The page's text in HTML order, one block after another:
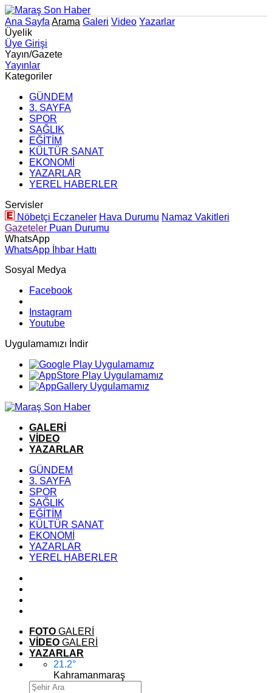
Ana Sayfa Arama Galeri Video Yazarlar
Üyelik
Üye Girişi
Yayın/Gazete
Yayınlar
Kategoriler
GÜNDEM
3. SAYFA
SPOR
SAĞLIK
EĞİTİM
KÜLTÜR SANAT
EKONOMİ
YAZARLAR
YEREL HABERLER
Servisler
Nöbetçi Eczaneler Hava Durumu Namaz Vakitleri
Gazeteler Puan Durumu
WhatsApp
WhatsApp İhbar Hattı
Sosyal Medya
Facebook
Instagram
Youtube
Uygulamamızı İndir
GALERİ
VİDEO
YAZARLAR
GÜNDEM
3. SAYFA
SPOR
SAĞLIK
EĞİTİM
KÜLTÜR SANAT
EKONOMİ
YAZARLAR
YEREL HABERLER
FOTO GALERİ
VİDEO GALERİ
YAZARLAR
21.2°
Kahramanmaraş